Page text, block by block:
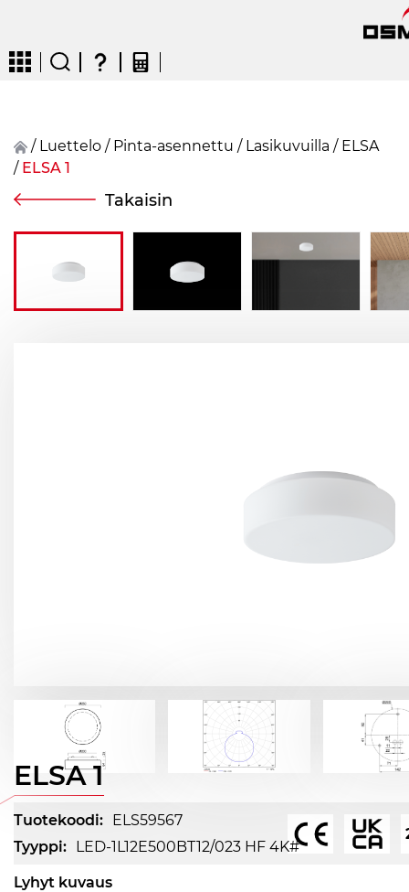
CZENDE FR
/ Luettelo / Pinta-asennettu / Lasikuvuilla /
ELSA
/
ELSA 1
Takaisin
ELSA 1
Tuotekoodi: ELS59567
Tyyppi: LED-1L12E500BT12/023 HF 4K#
Lyhyt kuvaus